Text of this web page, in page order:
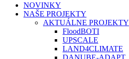
search
Menu
NOVINKY
NAŠE PROJEKTY
AKTUÁLNE PROJEKTY
FloodBOTI
UPSCALE
LAND4CLIMATE
DANUBE-ADAPT